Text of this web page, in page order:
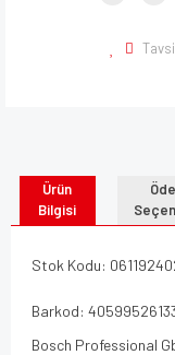
Ürün
Bilgisi
Stok Kodu:
Barkod:
Bosch Professional